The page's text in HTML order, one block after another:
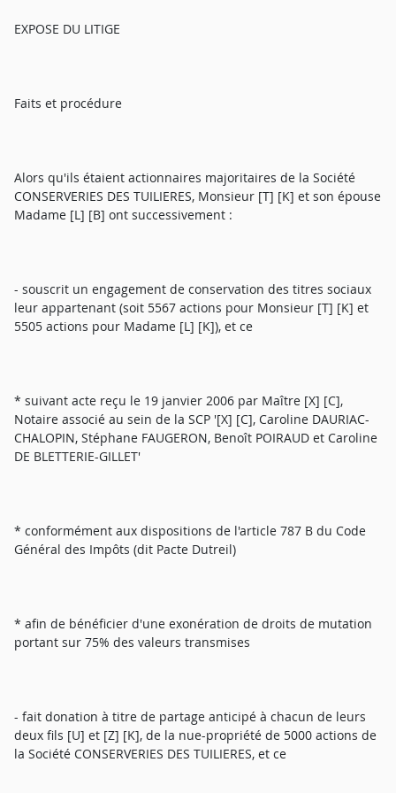
EXPOSE DU LITIGE
Faits et procédure
Alors qu'ils étaient actionnaires majoritaires de la Société
CONSERVERIES DES TUILIERES, Monsieur [T] [K] et son épouse
Madame [L] [B] ont successivement :
- souscrit un engagement de conservation des titres sociaux
leur appartenant (soit 5567 actions pour Monsieur [T] [K] et
5505 actions pour Madame [L] [K]), et ce
* suivant acte reçu le 19 janvier 2006 par Maître [X] [C],
Notaire associé au sein de la SCP '[X] [C], Caroline DAURIAC-
CHALOPIN, Stéphane FAUGERON, Benoît POIRAUD et Caroline
DE BLETTERIE-GILLET'
* conformément aux dispositions de l'article 787 B du Code
Général des Impôts (dit Pacte Dutreil)
* afin de bénéficier d'une exonération de droits de mutation
portant sur 75% des valeurs transmises
- fait donation à titre de partage anticipé à chacun de leurs
deux fils [U] et [Z] [K], de la nue-propriété de 5000 actions de
la Société CONSERVERIES DES TUILIERES, et ce